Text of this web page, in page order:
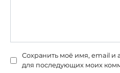
Сохранить моё имя, email и
для последующих моих